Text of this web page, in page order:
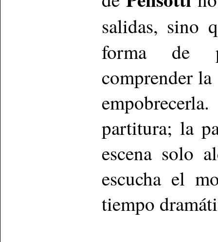
salidas, sino
forma de
comprender
partitura; la
escena solo
escucha el
tiempo